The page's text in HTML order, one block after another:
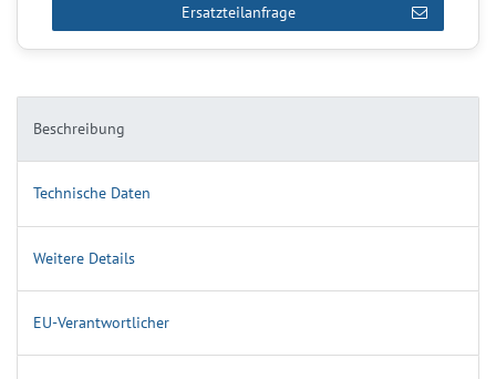
Beschreibung
Technische Daten
Weitere Details
EU-Verantwortlicher
Ersatzteilanfrage